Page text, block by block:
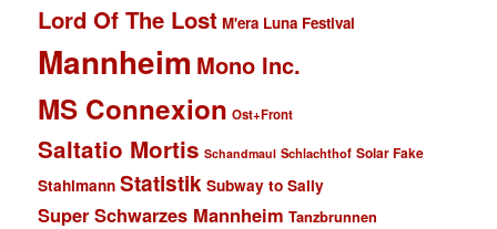
Lord Of The Lost M'era Luna Festival
Mannheim Mono Inc.
MS Connexion Ost+Front
Saltatio Mortis Schandmaul Schlachthof Solar Fake
Stahlmann Statistik Subway to Sally
Super Schwarzes Mannheim Tanzbrunnen